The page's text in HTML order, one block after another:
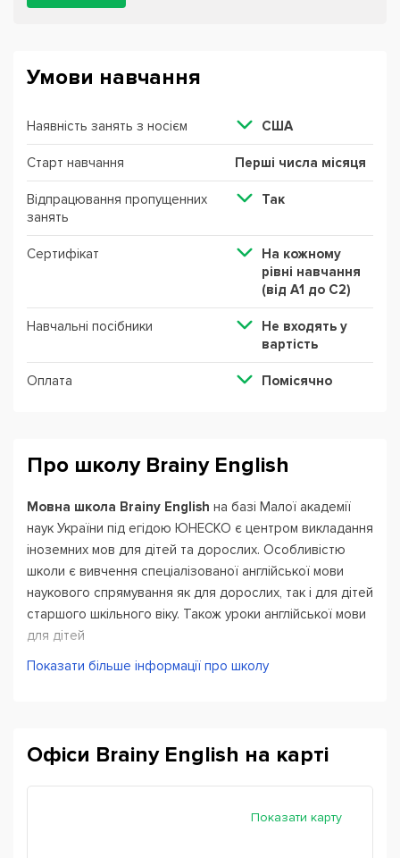
Умови навчання
Наявність занять з носієм США
Старт навчання Перші числа місяця
Відпрацювання пропущенних
занять
Так
Сертифікат
На кожному
рівні навчання
(від А1 до С2)
Навчальні посібники
Не входять у
вартість
Оплата Помісячно
Про школу Brainy English
Мовна школа Brainy English на базі Малої академії
наук України під егідою ЮНЕСКО є центром викладання
іноземних мов для дітей та дорослих. Особливістю
школи є вивчення спеціалізованої англійської мови
наукового спрямування як для дорослих, так і для дітей
старшого шкільного віку. Також уроки англійської мови
для дітей
включають предметно-інтегроване навчання з
природничих дисциплін, під час яких учні спершу
на професійному обладнанні.
Перевагою школи є авторські матеріали з підготовки з
та апробовані провідними експертами-науковцями.
Показати більше інформації про школу
Офіси Brainy English на карті
Показати карту